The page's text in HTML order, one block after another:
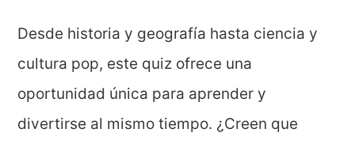
Desde historia y geografía hasta ciencia y
cultura pop, este quiz ofrece una
oportunidad única para aprender y
divertirse al mismo tiempo. ¿Creen que